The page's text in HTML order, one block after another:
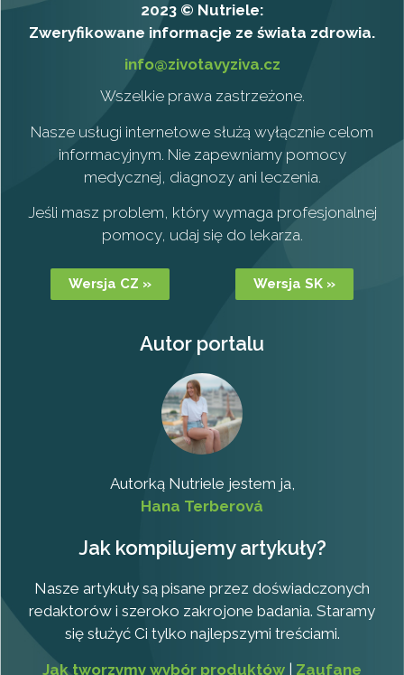
2023 © Nutriele:
Zweryfikowane informacje ze świata zdrowia.
info@zivotavyziva.cz
Wszelkie prawa zastrzeżone.
Nasze usługi internetowe służą wyłącznie celom
informacyjnym. Nie zapewniamy pomocy
medycznej, diagnozy ani leczenia.
Jeśli masz problem, który wymaga profesjonalnej
pomocy, udaj się do lekarza.
Wersja CZ » Wersja SK »
Autor portalu
Autorką Nutriele jestem ja,
Hana Terberová
Jak kompilujemy artykuły?
Nasze artykuły są pisane przez doświadczonych
redaktorów i szeroko zakrojone badania. Staramy
się służyć Ci tylko najlepszymi treściami.
Jak tworzymy wybór produktów | Zaufane